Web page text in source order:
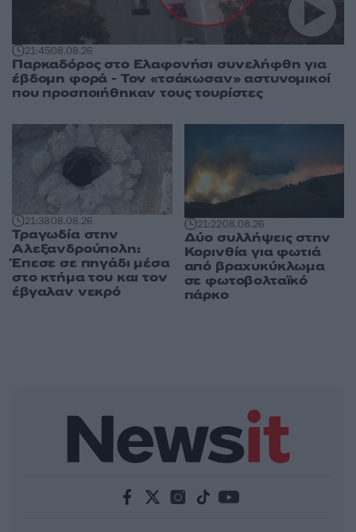
21:4508.08.26
Παρκαδόρος στο Ελαφονήσι συνελήφθη για
έβδομη φορά - Τον «τσάκωσαν» αστυνομικοί
που προσποιήθηκαν τους τουρίστες
21:3808.08.26
Τραγωδία στην
Αλεξανδρούπολη:
Έπεσε σε πηγάδι μέσα
στο κτήμα του και τον
έβγαλαν νεκρό
21:2208.08.26
Δύο συλλήψεις στην
Κορινθία για φωτιά
από βραχυκύκλωμα
σε φωτοβολταϊκό
πάρκο